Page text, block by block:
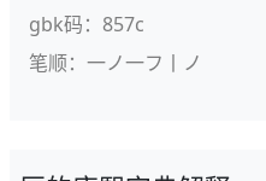
gbk码：857c
笔顺：一ノ一フ丨ノ